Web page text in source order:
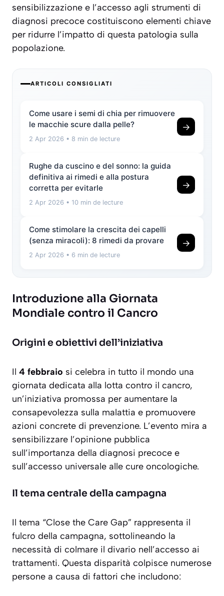
sensibilizzazione e l’accesso agli strumenti di
diagnosi precoce costituiscono elementi chiave
per ridurre l’impatto di questa patologia sulla
popolazione.
ARTICOLI CONSIGLIATI
Come usare i semi di chia per rimuovere
le macchie scure dalla pelle?
2 Apr 2026 • 8 min de lecture
→
Rughe da cuscino e del sonno: la guida
definitiva ai rimedi e alla postura
corretta per evitarle
2 Apr 2026 • 10 min de lecture
→
Come stimolare la crescita dei capelli
(senza miracoli): 8 rimedi da provare
2 Apr 2026 • 6 min de lecture
→
Introduzione alla Giornata
Mondiale contro il Cancro
Origini e obiettivi dell’iniziativa
Il 4 febbraio si celebra in tutto il mondo una
giornata dedicata alla lotta contro il cancro,
un’iniziativa promossa per aumentare la
consapevolezza sulla malattia e promuovere
azioni concrete di prevenzione. L’evento mira a
sensibilizzare l’opinione pubblica
sull’importanza della diagnosi precoce e
sull’accesso universale alle cure oncologiche.
Il tema centrale della campagna
Il tema “Close the Care Gap” rappresenta il
fulcro della campagna, sottolineando la
necessità di colmare il divario nell’accesso ai
trattamenti. Questa disparità colpisce numerose
persone a causa di fattori che includono: